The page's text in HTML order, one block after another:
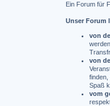
Ein Forum für
Unser Forum
von
von
Spaß
vom